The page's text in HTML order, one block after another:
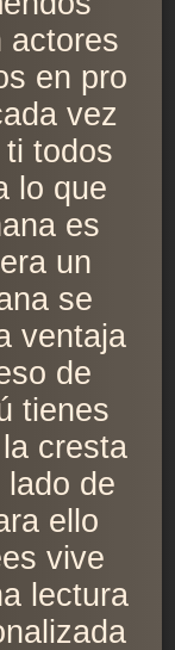
actores
en pro
vez
todos
lo que
es
un
se
ventaja
de
tienes
cresta
lado de
ello
vive
lectura